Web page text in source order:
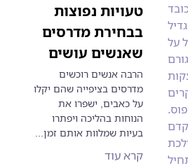
טעויות נפוצות
בבחירת מדרסים
שאנשים עושים
הרבה אנשים רוכשים
מדרסים בציפייה שהם יקלו
על כאבים, ישפרו את
הנוחות בהליכה ויפתרו
בעיות שמלוות אותם זמן...
קרא עוד